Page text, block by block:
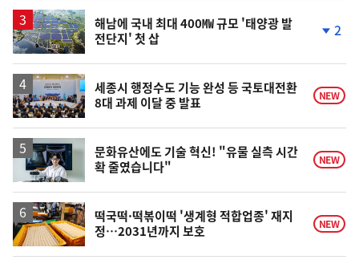
해남에 국내 최대 400㎿ 규모 '태양광 발
전단지' 첫 삽
하
락
2
세종시 행정수도 기능 완성 등 국토대전환
8대 과제 이달 중 발표
NEW
문화유산에도 기술 혁신! "유물 실측 시간
확 줄였습니다"
NEW
떡국떡·떡볶이떡 '생계형 적합업종' 재지
정…2031년까지 보호
NEW